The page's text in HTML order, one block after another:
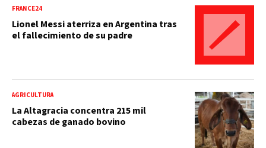
FRANCE24
Lionel Messi aterriza en Argentina tras
el fallecimiento de su padre
AGRICULTURA
La Altagracia concentra 215 mil
cabezas de ganado bovino